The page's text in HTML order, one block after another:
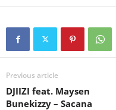
Previous article
DJIIZI feat. Maysen
Bunekizzy – Sacana